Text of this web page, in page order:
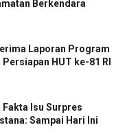
Berkendara
Laporan Program
HUT ke-81 RI
Isu Surpres
Sampai Hari Ini